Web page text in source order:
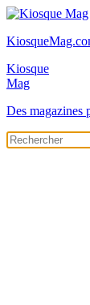
Kiosque
Mag
Des magazines